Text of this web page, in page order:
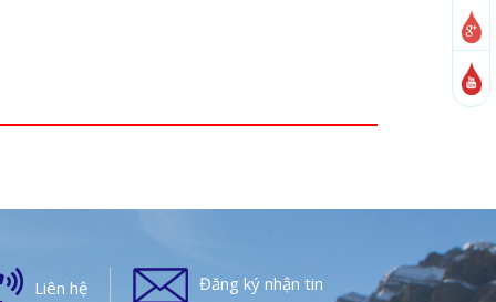
Liên hệ Đăng ký nhận tin